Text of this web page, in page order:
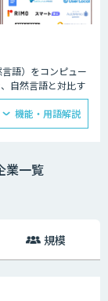
語）をコンピュー
自然言語と対比す
一般的に「プログ
言語の大きな違い
という2通りの解
うためのプログラ
機能・用語解説
業一覧
規模